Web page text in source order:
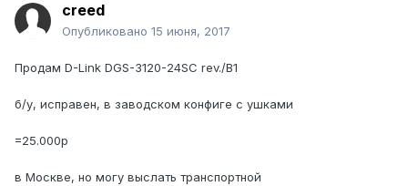
creed
Опубликовано 15 июня, 2017
Продам D-Link DGS-3120-24SC rev./B1
б/у, исправен, в заводском конфиге с ушками
=25.000р
в Москве, но могу выслать транспортной